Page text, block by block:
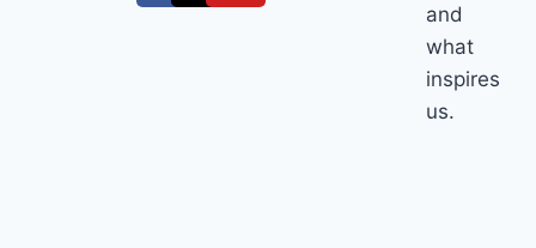
and
what
inspires
us.